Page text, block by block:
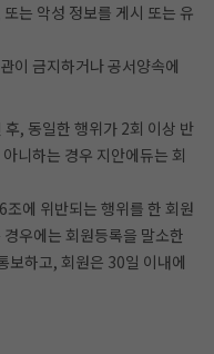
는 악성 정보를 게시 또는 유
이 금지하거나 공서양속에
, 동일한 행위가 2회 이상 반
니하는 경우 지안에듀는 회
에 위반되는 행위를 한 회원
우에는 회원등록을 말소한
보하고, 회원은 30일 이내에